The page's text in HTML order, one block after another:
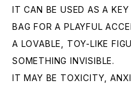
IT CAN BE USED AS A
BAG FOR A PLAYFUL
A LOVABLE, TOY-LIKE
SOMETHING INVISIBLE.
IT MAY BE TOXICITY,